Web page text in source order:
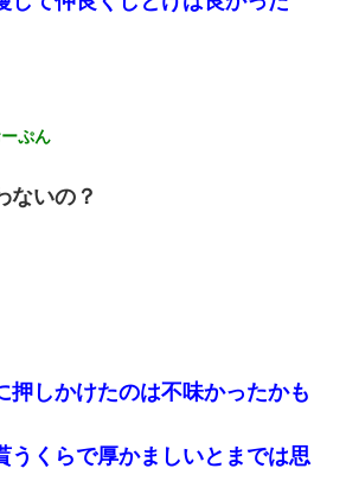
ぷん
ないの？
押しかけたのは不味かったかも
うくらで厚かましいとまでは思